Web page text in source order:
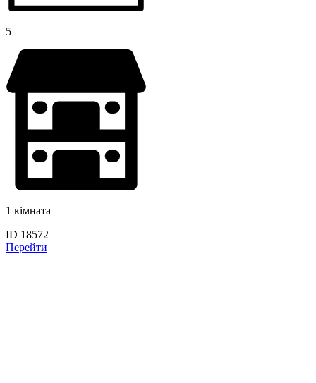
5
1 кімната
ID 18572
Перейти